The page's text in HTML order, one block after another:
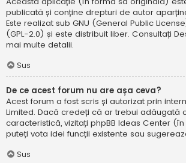
publicată și conține drepturi de autor
Este realizat sub GNU (General Public
(GPL-2.0) și este distribuit liber. Consultați
mai multe detalii.
Sus
De ce acest forum nu are așa ceva?
Acest forum a fost scris și autorizat prin
Limited. Dacă credeți că ar trebui adăugată
caracteristică, vizitați phpBB Ideas Center (în
puteți vota idei funcții existente sau
Sus